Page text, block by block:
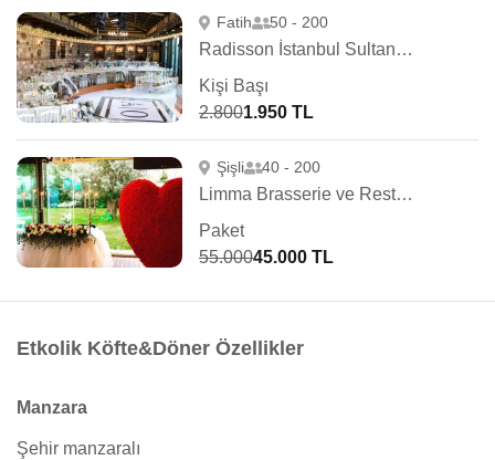
Fatih 50 - 200
Radisson İstanbul Sultanahmet
Kişi Başı
2.8001.950 TL
Şişli 40 - 200
Limma Brasserie ve Restaurant
Paket
55.00045.000 TL
Etkolik Köfte&Döner Özellikler
Manzara
Şehir manzaralı